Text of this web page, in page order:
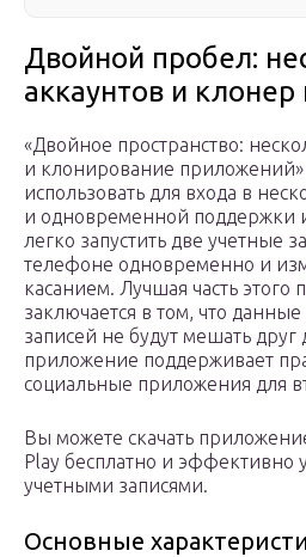
Двойной пробел:
аккаунтов и
«Двойное пространство:
и клонирование
использовать для входа в
и одновременной поддержки
легко запустить две учетные
телефоне одновременно и
касанием. Лучшая часть этого
заключается в том, что
записей не будут мешать друг
приложение поддерживает
социальные приложения для
Вы можете скачать
Play бесплатно и эффективно
учетными записями.
Основные